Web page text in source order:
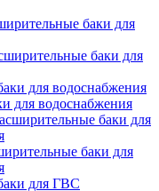
баки для
баки для
для водоснабжения
баки для
баки для